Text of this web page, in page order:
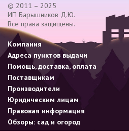
© 2011 – 2025
ИП Барышников Д.Ю.
Все права защищены.
Компания
Адреса пунктов выдачи
Помощь, доставка, оплата
Поставщикам
Производители
Юридическим лицам
Правовая информация
Обзоры: сад и огород